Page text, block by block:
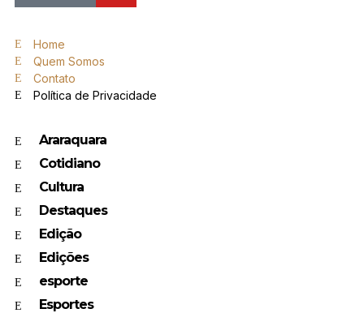
Home
Quem Somos
Contato
Política de Privacidade
Araraquara
Cotidiano
Cultura
Destaques
Edição
Edições
esporte
Esportes